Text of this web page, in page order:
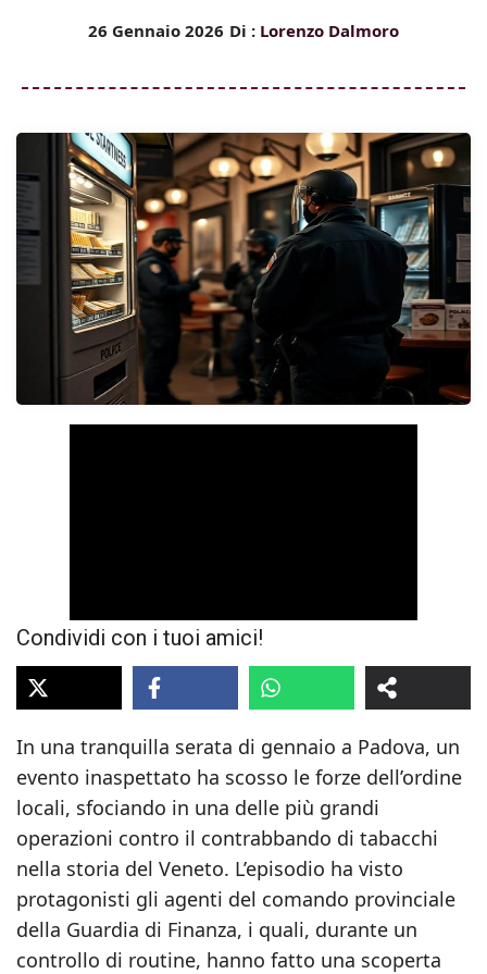
26 Gennaio 2026 Di : Lorenzo Dalmoro
Condividi con i tuoi amici!
In una tranquilla serata di gennaio a Padova, un
evento inaspettato ha scosso le forze dell’ordine
locali, sfociando in una delle più grandi
operazioni contro il contrabbando di tabacchi
nella storia del Veneto. L’episodio ha visto
protagonisti gli agenti del comando provinciale
della Guardia di Finanza, i quali, durante un
controllo di routine, hanno fatto una scoperta